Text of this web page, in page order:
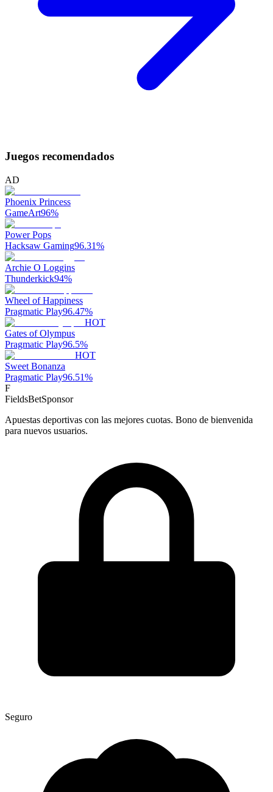
Juegos recomendados
AD
Phoenix Princess
GameArt96%
Power Pops
Hacksaw Gaming96.31%
Archie O Loggins
Thunderkick94%
Wheel of Happiness
Pragmatic Play96.47%
HOT
Gates of Olympus
Pragmatic Play96.5%
HOT
Sweet Bonanza
Pragmatic Play96.51%
F
FieldsBetSponsor
Apuestas deportivas con las mejores cuotas. Bono de bienvenida
para nuevos usuarios.
Seguro